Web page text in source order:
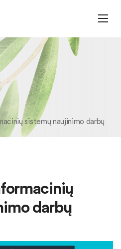
sistemų naujinimo darbų
darbų